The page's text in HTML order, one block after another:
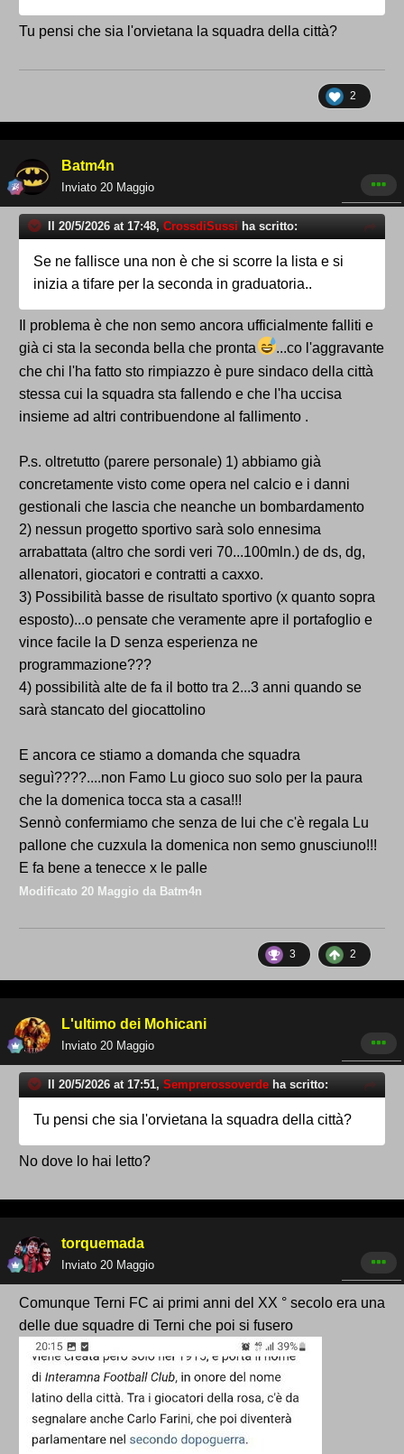
Tu pensi che sia l'orvietana la squadra della città?
2
Batm4n
Inviato 20 Maggio
Il 20/5/2026 at 17:48, CrossdiSussi ha scritto:
Se ne fallisce una non è che si scorre la lista e si
inizia a tifare per la seconda in graduatoria..
Il problema è che non semo ancora ufficialmente falliti e
già ci sta la seconda bella che pronta
...co l'aggravante
che chi l'ha fatto sto rimpiazzo è pure sindaco della città
stessa cui la squadra sta fallendo e che l'ha uccisa
insieme ad altri contribuendone al fallimento .
P.s. oltretutto (parere personale) 1) abbiamo già
concretamente visto come opera nel calcio e i danni
gestionali che lascia che neanche un bombardamento
2) nessun progetto sportivo sarà solo ennesima
arrabattata (altro che sordi veri 70...100mln.) de ds, dg,
allenatori, giocatori e contratti a caxxo.
3) Possibilità basse de risultato sportivo (x quanto sopra
esposto)...o pensate che veramente apre il portafoglio e
vince facile la D senza esperienza ne
programmazione???
4) possibilità alte de fa il botto tra 2...3 anni quando se
sarà stancato del giocattolino
E ancora ce stiamo a domanda che squadra
seguì????....non Famo Lu gioco suo solo per la paura
che la domenica tocca sta a casa!!!
Sennò confermiamo che senza de lui che c'è regala Lu
pallone che cuzxula la domenica non semo gnusciuno!!!
E fa bene a tenecce x le palle
Modificato 20 Maggio da Batm4n
3 2
L'ultimo dei Mohicani
Inviato 20 Maggio
Il 20/5/2026 at 17:51, Semprerossoverde ha scritto:
Tu pensi che sia l'orvietana la squadra della città?
No dove lo hai letto?
torquemada
Inviato 20 Maggio
Comunque Terni FC ai primi anni del XX ° secolo era una
delle due squadre di Terni che poi si fusero